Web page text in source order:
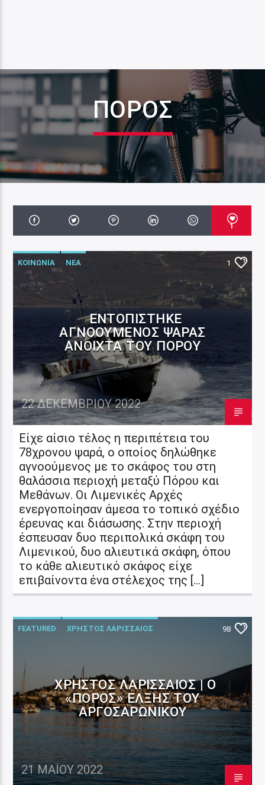
ΠΌΡΟΣ
1
ΚΟΙΝΩΝΙΑ ΝΕΑ 1
ΕΝΤΟΠΊΣΤΗΚΕ
ΑΓΝΟΟΎΜΕΝΟΣ ΨΑΡΆΣ
ΑΝΟΙΧΤΆ ΤΟΥ ΠΌΡΟΥ
22 ΔΕΚΕΜΒΡΊΟΥ 2022
Είχε αίσιο τέλος η περιπέτεια του
78χρονου ψαρά, ο οποίος δηλώθηκε
αγνοούμενος με το σκάφος του στη
θαλάσσια περιοχή μεταξύ Πόρου και
Μεθάνων. Οι Λιμενικές Αρχές
ενεργοποίησαν άμεσα το τοπικό σχέδιο
έρευνας και διάσωσης. Στην περιοχή
έσπευσαν δυο περιπολικά σκάφη του
Λιμενικού, δυο αλιευτικά σκάφη, όπου
το κάθε αλιευτικό σκάφος είχε
επιβαίνοντα ένα στέλεχος της […]
FEATURED ΧΡΗΣΤΟΣ ΛΑΡΙΣΣΑΙΟΣ 98
ΧΡΉΣΤΟΣ ΛΑΡΙΣΣΑΊΟΣ | Ο
«ΠΌΡΟΣ» ΈΛΞΗΣ ΤΟΥ
ΑΡΓΟΣΑΡΩΝΙΚΟΎ
21 ΜΑΪ́ΟΥ 2022